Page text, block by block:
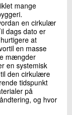
mange
en cirkulær
dags dato er
at
en masse
mængder
en systemisk
den cirkulære
tidspunkt
på
og hvor